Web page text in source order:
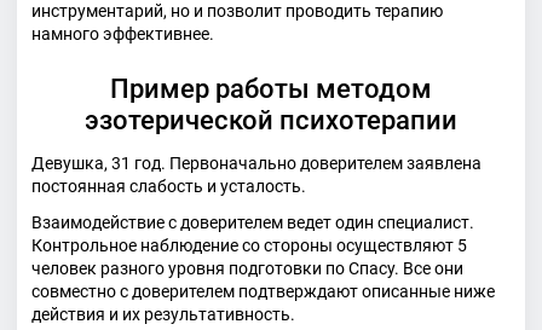
инструментарий, но и позволит проводить терапию
намного эффективнее.
Пример работы методом
эзотерической психотерапии
Девушка, 31 год. Первоначально доверителем заявлена
постоянная слабость и усталость.
Взаимодействие с доверителем ведет один специалист.
Контрольное наблюдение со стороны осуществляют 5
человек разного уровня подготовки по Спасу. Все они
совместно с доверителем подтверждают описанные ниже
действия и их результативность.